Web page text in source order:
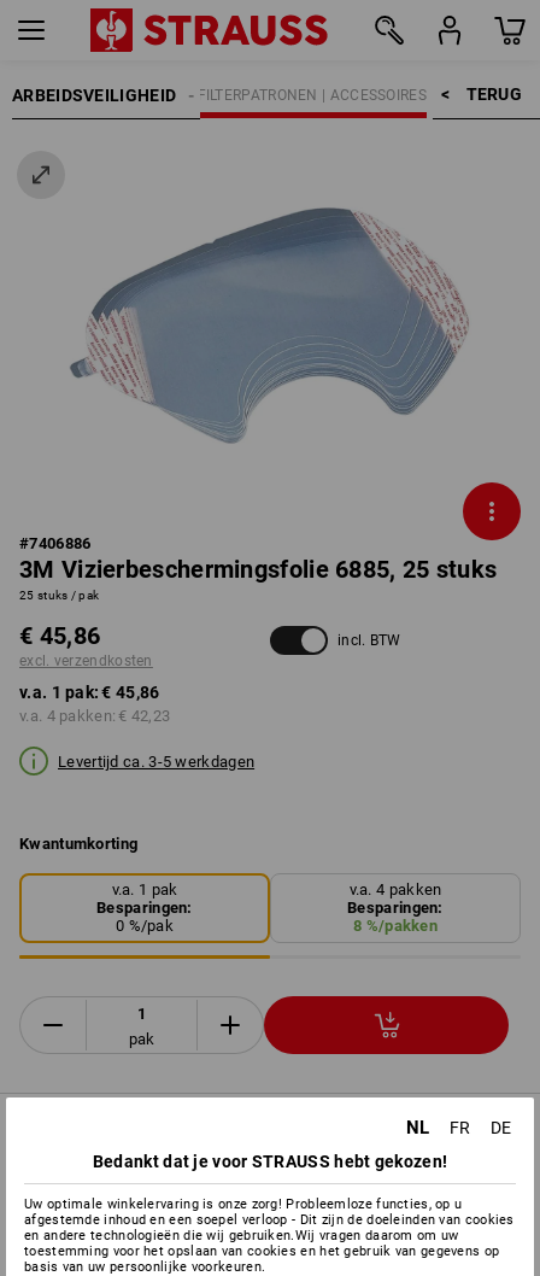
ARBEIDSVEILIGHEID TERUG    >
FILTERPATRONEN | ACCESSOIRES
ADEMBESCHERMING
#7406886
3M Vizierbeschermingsfolie 6885, 25 stuks
25 stuks / pak
€ 45,86
excl. verzendkosten
incl. BTW
v.a. 1 pak: € 45,86
v.a. 4 pakken: € 42,23
Levertijd ca. 3-5 werkdagen
Kwantumkorting
v.a. 1 pak
Besparingen:
0 %/pak
v.a. 4 pakken
Besparingen:
8 %/pakken
pak
BESCHRIJVING
Voor volgelaatmasker 6800.Beschermt het vizier tegen
NL FR
DE
Bedankt dat je voor STRAUSS hebt gekozen!
Uw optimale winkelervaring is onze zorg! Probleemloze functies, op u
afgestemde inhoud en een soepel verloop - Dit zijn de doeleinden van cookies
en andere technologieën die wij gebruiken.Wij vragen daarom om uw
toestemming voor het opslaan van cookies en het gebruik van gegevens op
basis van uw persoonlijke voorkeuren.